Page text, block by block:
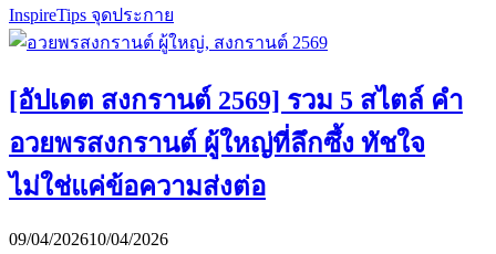
InspireTips จุดประกาย
[อัปเดต สงกรานต์ 2569] รวม 5 สไตล์ คำ
อวยพรสงกรานต์ ผู้ใหญ่ที่ลึกซึ้ง ทัชใจ
ไม่ใช่แค่ข้อความส่งต่อ
09/04/202610/04/2026